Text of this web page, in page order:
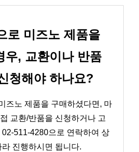
로 미즈노 제품을
우, 교환이나 반품
청해야 하나요?
즈노 제품을 구매하셨다면, 마
교환/반품을 신청하거나 고
511-4280으로 연락하여 상
진행하시면 됩니다.